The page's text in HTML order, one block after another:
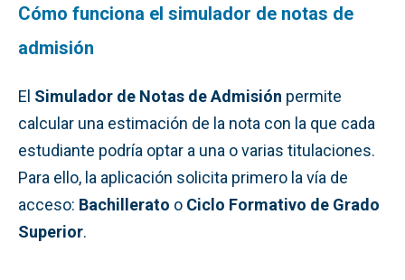
Cómo funciona el simulador de notas de
admisión
El Simulador de Notas de Admisión permite
calcular una estimación de la nota con la que cada
estudiante podría optar a una o varias titulaciones.
Para ello, la aplicación solicita primero la vía de
acceso: Bachillerato o Ciclo Formativo de Grado
Superior.